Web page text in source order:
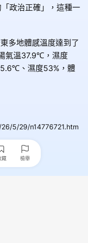
政治正確」，這種一
多地體感溫度達到了
氣溫37.9℃，濕度
、濕度53%，體
5/29/n14776721.htm
藏 檢舉